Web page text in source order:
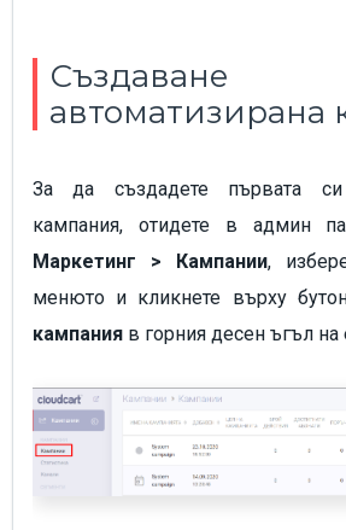
автоматизирана
За да създадете първата си
кампания, отидете в админ
Маркетинг > Кампании,
менюто и кликнете върху
кампания в горния десен ъгъл на